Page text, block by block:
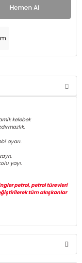
Hemen Al
kelebek
ayarı.
yayı.
petrol, petrol türevleri
tüm akışkanlar